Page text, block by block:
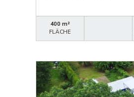
400 m²
FLÄCHE